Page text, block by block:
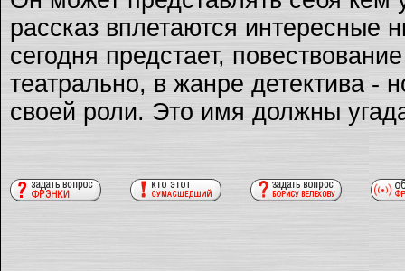
рассказ вплетаются интересные
сегодня предстает,
театрально, в жанре детектива -
своей роли. Это имя должны